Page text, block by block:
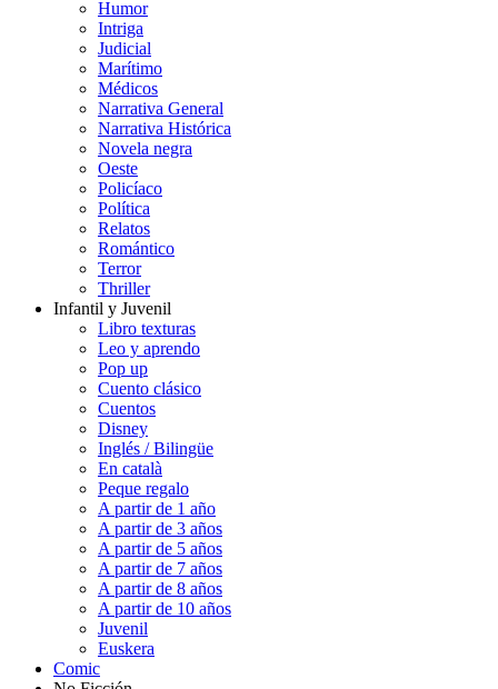
Humor
Intriga
Judicial
Marítimo
Médicos
Narrativa General
Narrativa Histórica
Novela negra
Oeste
Policíaco
Política
Relatos
Romántico
Terror
Thriller
Infantil y Juvenil
Libro texturas
Leo y aprendo
Pop up
Cuento clásico
Cuentos
Disney
Inglés / Bilingüe
En català
Peque regalo
A partir de 1 año
A partir de 3 años
A partir de 5 años
A partir de 7 años
A partir de 8 años
A partir de 10 años
Juvenil
Euskera
Comic